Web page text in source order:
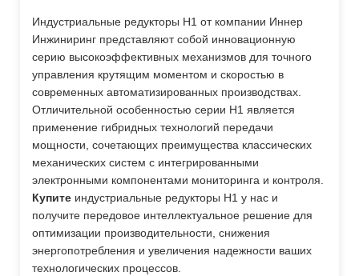
Индустриальные редукторы H1 от компании Иннер
Инжиниринг представляют собой инновационную
серию высокоэффективных механизмов для точного
управления крутящим моментом и скоростью в
современных автоматизированных производствах.
Отличительной особенностью серии H1 является
применение гибридных технологий передачи
мощности, сочетающих преимущества классических
механических систем с интегрированными
электронными компонентами мониторинга и контроля.
Купите индустриальные редукторы H1 у нас и
получите передовое интеллектуальное решение для
оптимизации производительности, снижения
энергопотребления и увеличения надежности ваших
технологических процессов.